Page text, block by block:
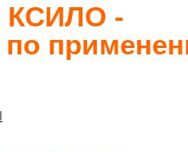
-
по